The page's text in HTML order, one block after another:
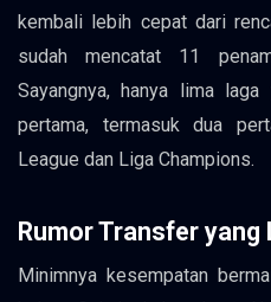
kembali lebih cepat dari
sudah mencatat 11
Sayangnya, hanya lima
pertama, termasuk dua
League dan Liga Champions.
Rumor Transfer yang
Minimnya kesempatan